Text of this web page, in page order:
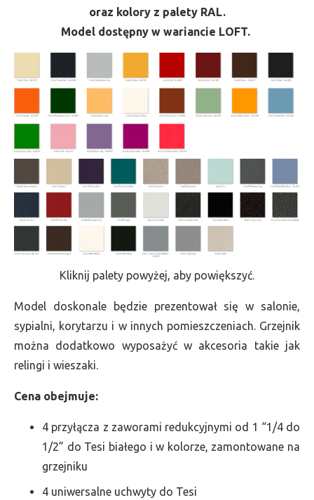
oraz kolory z palety RAL.
Model dostępny w wariancie LOFT.
Kliknij palety powyżej, aby powiększyć.
Model doskonale będzie prezentował się w salonie,
sypialni, korytarzu i w innych pomieszczeniach. Grzejnik
można dodatkowo wyposażyć w akcesoria takie jak
relingi i wieszaki.
Cena obejmuje:
4 przyłącza z zaworami redukcyjnymi od 1 “1/4 do
1/2” do Tesi białego i w kolorze, zamontowane na
grzejniku
4 uniwersalne uchwyty do Tesi